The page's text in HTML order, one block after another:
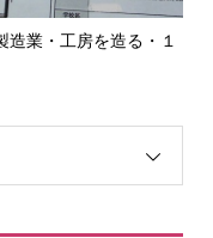
造業・工房を造る・１